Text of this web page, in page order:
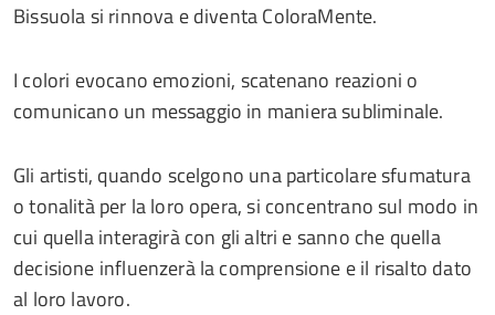
Bissuola si rinnova e diventa ColoraMente.
I colori evocano emozioni, scatenano reazioni o
comunicano un messaggio in maniera subliminale.
Gli artisti, quando scelgono una particolare sfumatura
o tonalità per la loro opera, si concentrano sul modo in
cui quella interagirà con gli altri e sanno che quella
decisione influenzerà la comprensione e il risalto dato
al loro lavoro.